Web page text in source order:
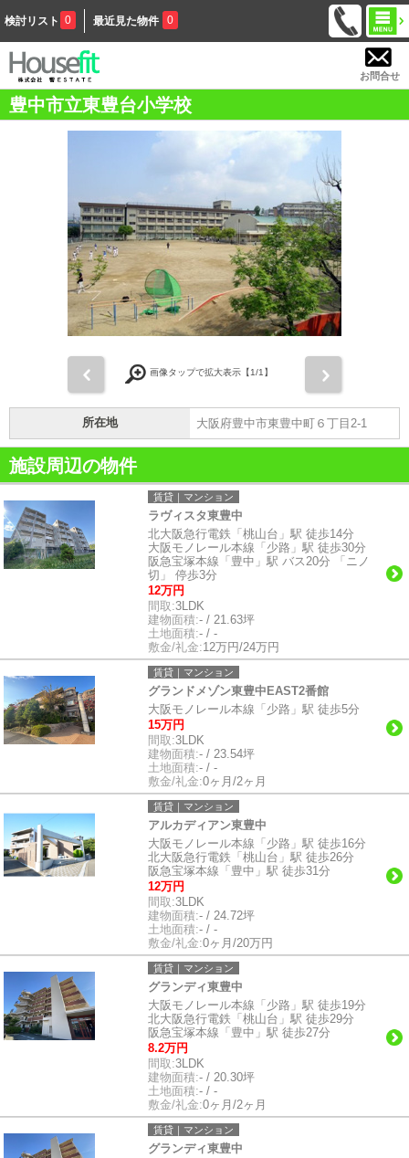
検討リスト 0 最近見た物件 0
お問合せ
豊中市立東豊台小学校
画像タップで拡大表示【1/1】
所在地 大阪府豊中市東豊中町６丁目2-1
施設周辺の物件
賃貸｜マンション
ラヴィスタ東豊中
北大阪急行電鉄「桃山台」駅 徒歩14分
大阪モノレール本線「少路」駅 徒歩30分
阪急宝塚本線「豊中」駅 バス20分 「ニノ
切」 停歩3分
12万円
間取:3LDK
建物面積:- / 21.63坪
土地面積:- / -
敷金/礼金:12万円/24万円
賃貸｜マンション
グランドメゾン東豊中EAST2番館
大阪モノレール本線「少路」駅 徒歩5分
15万円
間取:3LDK
建物面積:- / 23.54坪
土地面積:- / -
敷金/礼金:0ヶ月/2ヶ月
賃貸｜マンション
アルカディアン東豊中
大阪モノレール本線「少路」駅 徒歩16分
北大阪急行電鉄「桃山台」駅 徒歩26分
阪急宝塚本線「豊中」駅 徒歩31分
12万円
間取:3LDK
建物面積:- / 24.72坪
土地面積:- / -
敷金/礼金:0ヶ月/20万円
賃貸｜マンション
グランディ東豊中
大阪モノレール本線「少路」駅 徒歩19分
北大阪急行電鉄「桃山台」駅 徒歩29分
阪急宝塚本線「豊中」駅 徒歩27分
8.2万円
間取:3LDK
建物面積:- / 20.30坪
土地面積:- / -
敷金/礼金:0ヶ月/2ヶ月
賃貸｜マンション
グランディ東豊中